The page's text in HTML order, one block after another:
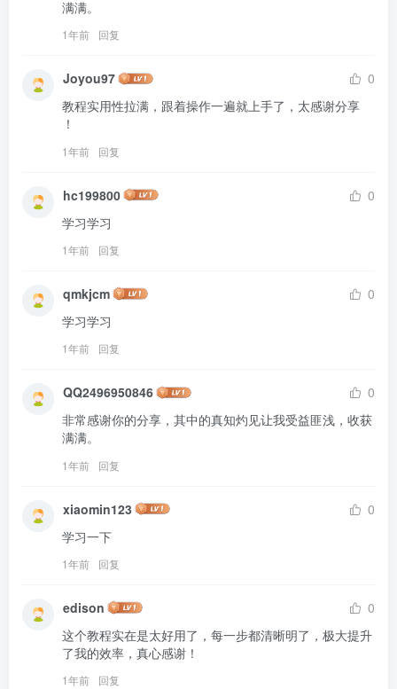
满满。
1年前 回复
Joyou97
0
教程实用性拉满，跟着操作一遍就上手了，太感谢分享
！
1年前 回复
hc199800
0
学习学习
1年前 回复
qmkjcm
0
学习学习
1年前 回复
QQ2496950846
0
非常感谢你的分享，其中的真知灼见让我受益匪浅，收获
满满。
1年前 回复
xiaomin123
0
学习一下
1年前 回复
edison
0
这个教程实在是太好用了，每一步都清晰明了，极大提升
了我的效率，真心感谢！
1年前 回复